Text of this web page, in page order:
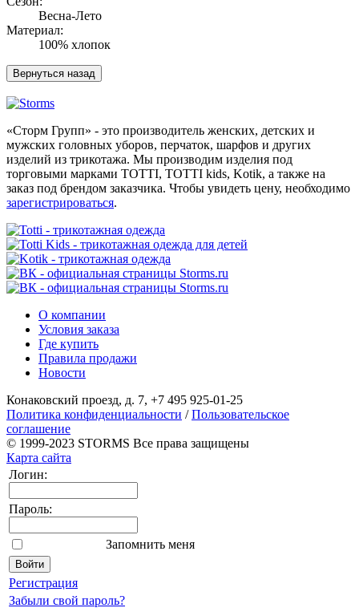
Весна-Лето
Материал:
100% хлопок
«Сторм Групп» - это производитель женских, детских и
мужских головных уборов, перчаток, шарфов и других
изделий из трикотажа. Мы производим изделия под
торговыми марками TOTTI, TOTTI kids, Kotik, а также на
заказ под брендом заказчика. Чтобы увидеть цену, необходимо
зарегистрироваться.
О компании
Условия заказа
Где купить
Правила продажи
Новости
Конаковский проезд, д. 7, +7 495 925-01-25
Политика конфиденциальности /Пользовательское
соглашение
© 1999-2023 STORMS Все права защищены
Карта сайта
Логин:
Пароль:
Запомнить меня
Регистрация
Забыли свой пароль?